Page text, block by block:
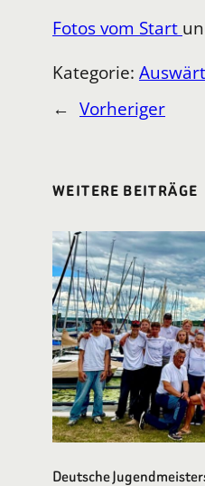
Fotos vom Start
Kategorie:
← Vorheriger
WEITERE BEITRÄGE
Deutsche